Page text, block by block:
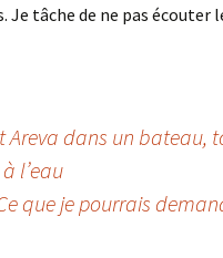
Je tâche de ne pas écouter
Areva dans un bateau,
l’eau
que je pourrais